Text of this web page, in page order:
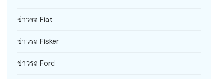
ข่าวรถ Fiat
ข่าวรถ Fisker
ข่าวรถ Ford